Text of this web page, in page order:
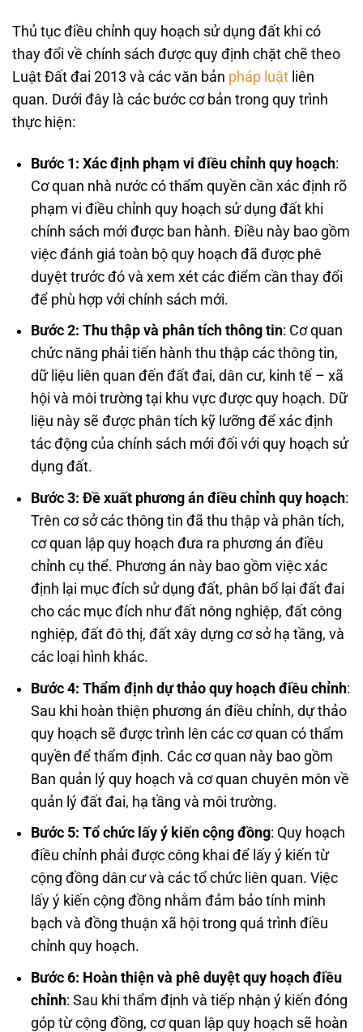
Thủ tục điều chỉnh quy hoạch sử dụng đất khi có
thay đổi về chính sách được quy định chặt chẽ theo
Luật Đất đai 2013 và các văn bản pháp luật liên
quan. Dưới đây là các bước cơ bản trong quy trình
thực hiện:
Bước 1: Xác định phạm vi điều chỉnh quy hoạch:
Cơ quan nhà nước có thẩm quyền cần xác định rõ
phạm vi điều chỉnh quy hoạch sử dụng đất khi
chính sách mới được ban hành. Điều này bao gồm
việc đánh giá toàn bộ quy hoạch đã được phê
duyệt trước đó và xem xét các điểm cần thay đổi
để phù hợp với chính sách mới.
Bước 2: Thu thập và phân tích thông tin: Cơ quan
chức năng phải tiến hành thu thập các thông tin,
dữ liệu liên quan đến đất đai, dân cư, kinh tế – xã
hội và môi trường tại khu vực được quy hoạch. Dữ
liệu này sẽ được phân tích kỹ lưỡng để xác định
tác động của chính sách mới đối với quy hoạch sử
dụng đất.
Bước 3: Đề xuất phương án điều chỉnh quy hoạch:
Trên cơ sở các thông tin đã thu thập và phân tích,
cơ quan lập quy hoạch đưa ra phương án điều
chỉnh cụ thể. Phương án này bao gồm việc xác
định lại mục đích sử dụng đất, phân bổ lại đất đai
cho các mục đích như đất nông nghiệp, đất công
nghiệp, đất đô thị, đất xây dựng cơ sở hạ tầng, và
các loại hình khác.
Bước 4: Thẩm định dự thảo quy hoạch điều chỉnh:
Sau khi hoàn thiện phương án điều chỉnh, dự thảo
quy hoạch sẽ được trình lên các cơ quan có thẩm
quyền để thẩm định. Các cơ quan này bao gồm
Ban quản lý quy hoạch và cơ quan chuyên môn về
quản lý đất đai, hạ tầng và môi trường.
Bước 5: Tổ chức lấy ý kiến cộng đồng: Quy hoạch
điều chỉnh phải được công khai để lấy ý kiến từ
cộng đồng dân cư và các tổ chức liên quan. Việc
lấy ý kiến cộng đồng nhằm đảm bảo tính minh
bạch và đồng thuận xã hội trong quá trình điều
chỉnh quy hoạch.
Bước 6: Hoàn thiện và phê duyệt quy hoạch điều
chỉnh: Sau khi thẩm định và tiếp nhận ý kiến đóng
góp từ cộng đồng, cơ quan lập quy hoạch sẽ hoàn